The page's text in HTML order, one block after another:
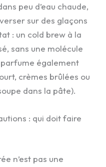
peu d’eau chaude,
sur des glaçons
: un cold brew à la
sans une molécule
également
crèmes brûlées ou
dans la pâte).
: qui doit faire
n’est pas une